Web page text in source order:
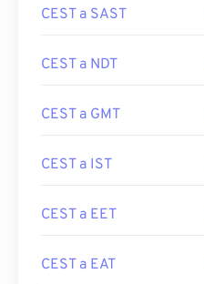
CEST a SAST
CEST a NDT
CEST a GMT
CEST a IST
CEST a EET
CEST a EAT